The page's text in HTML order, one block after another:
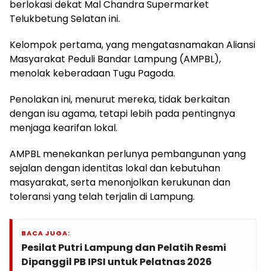
berlokasi dekat Mal Chandra Supermarket
Telukbetung Selatan ini.
Kelompok pertama, yang mengatasnamakan Aliansi
Masyarakat Peduli Bandar Lampung (AMPBL),
menolak keberadaan Tugu Pagoda.
Penolakan ini, menurut mereka, tidak berkaitan
dengan isu agama, tetapi lebih pada pentingnya
menjaga kearifan lokal.
AMPBL menekankan perlunya pembangunan yang
sejalan dengan identitas lokal dan kebutuhan
masyarakat, serta menonjolkan kerukunan dan
toleransi yang telah terjalin di Lampung.
BACA JUGA:
Pesilat Putri Lampung dan Pelatih Resmi
Dipanggil PB IPSI untuk Pelatnas 2026